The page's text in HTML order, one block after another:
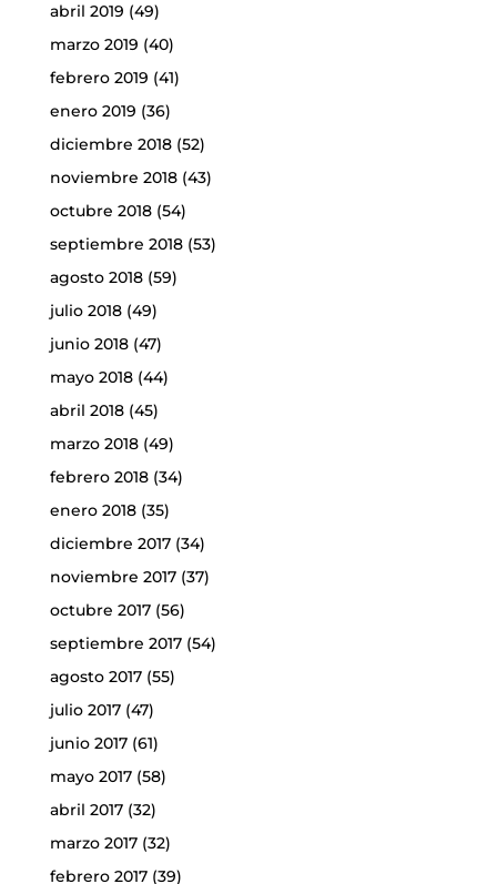
abril 2019 (49)
marzo 2019 (40)
febrero 2019 (41)
enero 2019 (36)
diciembre 2018(52)
noviembre 2018(43)
octubre 2018(54)
septiembre 2018(53)
agosto 2018(59)
julio 2018(49)
junio 2018(47)
mayo 2018(44)
abril 2018(45)
marzo 2018(49)
febrero 2018(34)
enero 2018(35)
diciembre 2017(34)
noviembre 2017(37)
octubre 2017(56)
septiembre 2017(54)
agosto 2017(55)
julio 2017(47)
junio 2017(61)
mayo 2017(58)
abril 2017(32)
marzo 2017(32)
febrero 2017(39)